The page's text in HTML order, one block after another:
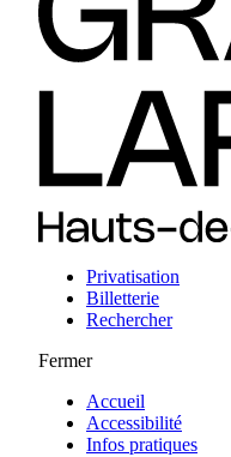
Privatisation
Billetterie
Rechercher
Fermer
Accueil
Accessibilité
Infos pratiques